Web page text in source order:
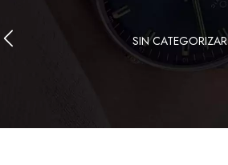
SIN CATEGORIZAR